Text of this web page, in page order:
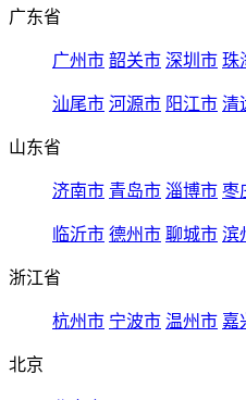
广东省
广州市 韶关市 深圳市 珠
汕尾市 河源市 阳江市 清
山东省
济南市 青岛市 淄博市 枣
临沂市 德州市 聊城市 滨
浙江省
杭州市 宁波市 温州市 嘉
北京